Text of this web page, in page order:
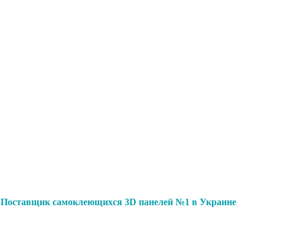
Поставщик самоклеющихся 3D панелей №1 в Украине